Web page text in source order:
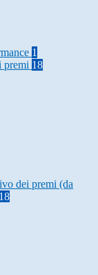
1
premi 18
dei premi (da
18